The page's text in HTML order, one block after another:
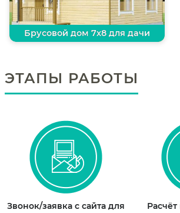
Брусовой дом 7х8 для дачи
ЭТАПЫ РАБОТЫ
Звонок/заявка с сайта для